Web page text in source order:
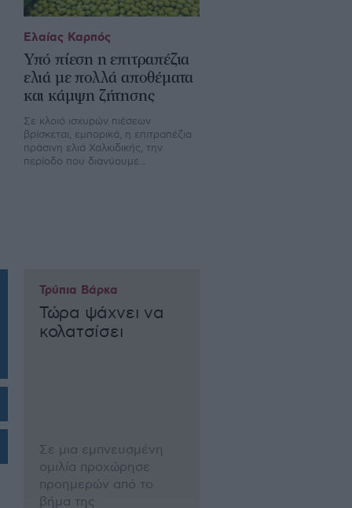
Υπό πίεση η επιτραπέζια
ελιά με πολλά αποθέματα
και κάμψη ζήτησης
Ελαίας Καρπός
Σε κλοιό ισχυρών πιέσεων
βρίσκεται, εμπορικά, η επιτραπέζια
πράσινη ελιά Χαλκιδικής, την
περίοδο που διανύουμε...
Τώρα ψάχνει να
κολατσίσει
Τρύπια Βάρκα
Σε µια εµπνευσµένη
οµιλία προχώρησε
προηµερών από το
βήµα της